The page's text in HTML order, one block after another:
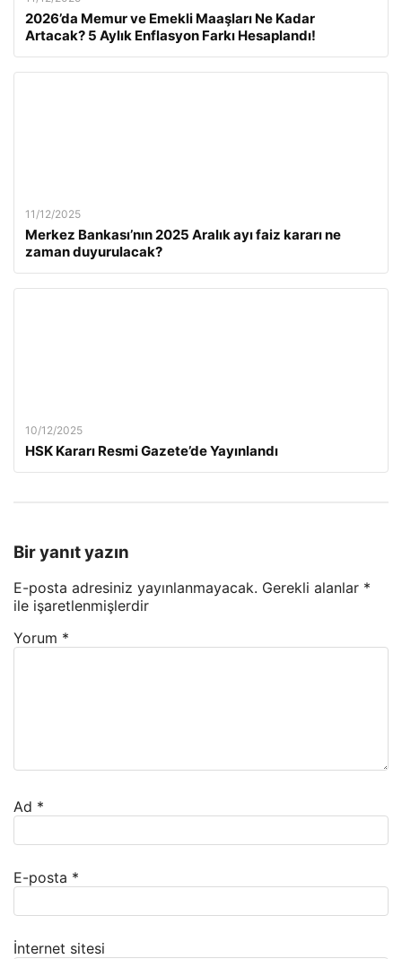
2026’da Memur ve Emekli Maaşları Ne Kadar
Artacak? 5 Aylık Enflasyon Farkı Hesaplandı!
11/12/2025
Merkez Bankası’nın 2025 Aralık ayı faiz kararı ne
zaman duyurulacak?
10/12/2025
HSK Kararı Resmi Gazete’de Yayınlandı
Bir yanıt yazın
E-posta adresiniz yayınlanmayacak. Gerekli alanlar *
ile işaretlenmişlerdir
Yorum *
Ad *
E-posta *
İnternet sitesi